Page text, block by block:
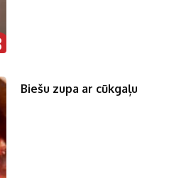
Biešu zupa ar cūkgaļu